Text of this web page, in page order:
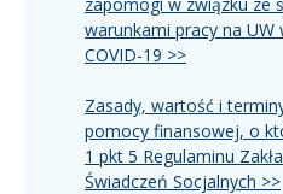
warunkami pracy na UW
COVID-19 >>
Zasady, wartość i
pomocy finansowej, o
1 pkt 5 Regulaminu
Świadczeń Socjalnych >>